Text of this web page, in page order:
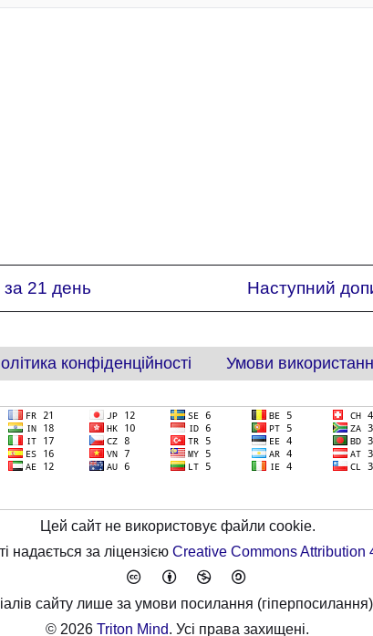
за 21 день Наступний
конфіденційності Умови
Цей сайт не використовує файли cookie.
надається за ліцензієюCreative Commons Attribution
сайту лише за умови посилання
© 2026Triton Mind. Усі права захищені.